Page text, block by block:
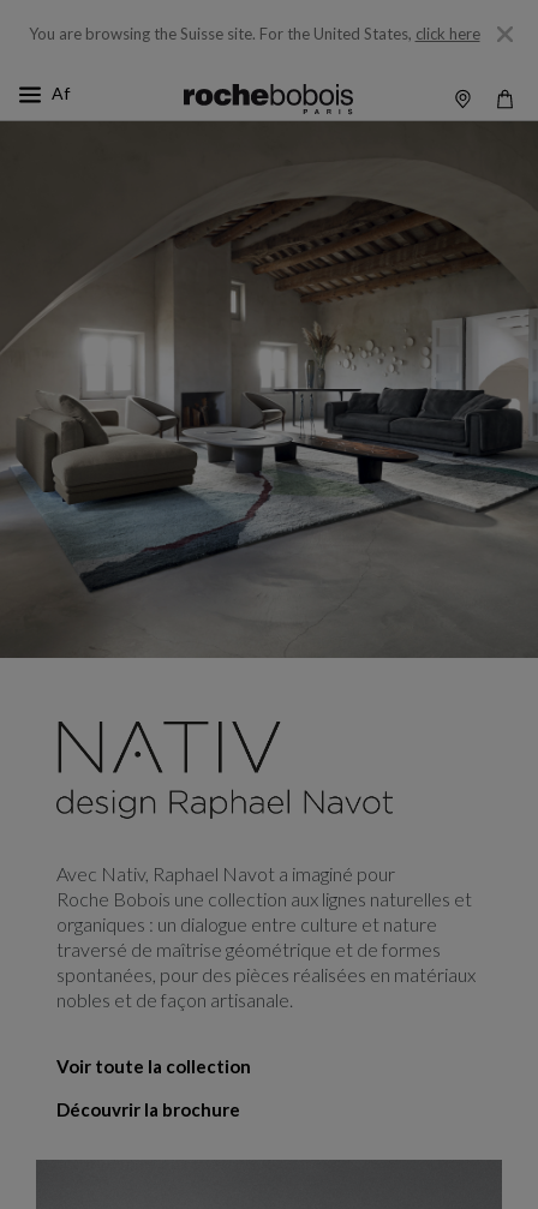
You are browsing the Suisse site. For the United States, click here
Avec Nativ, Raphael Navot a imaginé pour
Roche Bobois une collection aux lignes naturelles et
organiques : un dialogue entre culture et nature
traversé de maîtrise géométrique et de formes
spontanées, pour des pièces réalisées en matériaux
nobles et de façon artisanale.
Voir toute la collection
Découvrir la brochure